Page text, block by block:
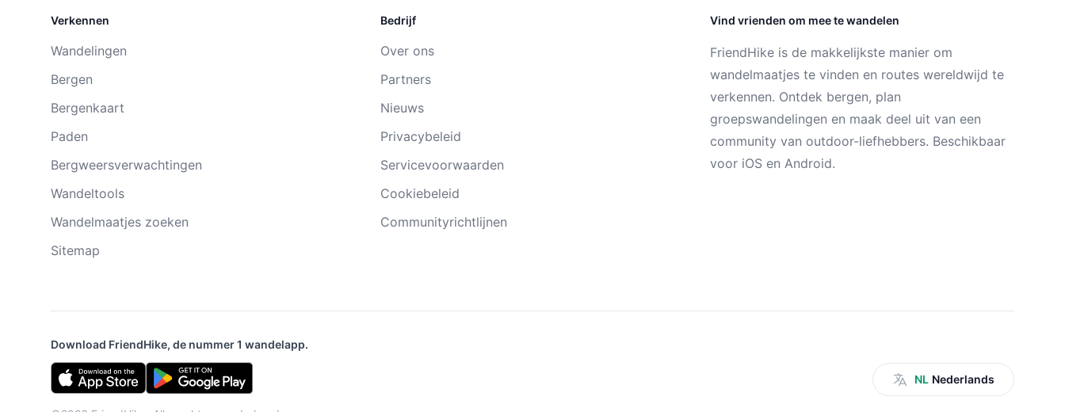
Verkennen
Wandelingen
Bergen
Bergenkaart
Paden
Bergweersverwachtingen
Wandeltools
Wandelmaatjes zoeken
Sitemap
Bedrijf
Over ons
Partners
Nieuws
Privacybeleid
Servicevoorwaarden
Cookiebeleid
Communityrichtlijnen
Vind vrienden om mee te wandelen
FriendHike is de makkelijkste manier om
wandelmaatjes te vinden en routes wereldwijd te
verkennen. Ontdek bergen, plan
groepswandelingen en maak deel uit van een
community van outdoor-liefhebbers. Beschikbaar
voor iOS en Android.
Download FriendHike, de nummer 1 wandelapp.
NL Nederlands